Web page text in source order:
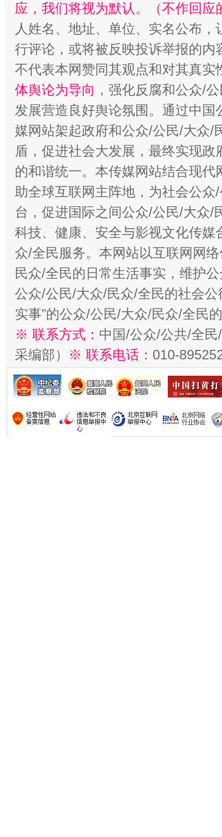
应，我们将视为默认。（不作回应
人姓名、地址、单位、实名公布
行评论，或将被反映投诉举报的
不代表本网赞同其观点和对其真实
体舆论为导向 ，强化反腐和公众/
发展营造良好舆论氛围。通过中
媒网站架起政府和公众/公民/大众/
盾，促进社会大发展，最终实现
的和谐统一。本传媒网站结合现
助全球互联网主阵地，为社会公
台，促进国际之间公众/公民/大众/
科技、健康、安全与影视文化传
众/全民服务。本网站以互联网网
民众/全民的日常生活事实，维护
公众/公民/大众/民众/全民的社会公
实事”的公众/公民/大众/民众/全民
※ 联系方式： 中国/公众/公共/全
采编部） ※ 联系电话： 010-